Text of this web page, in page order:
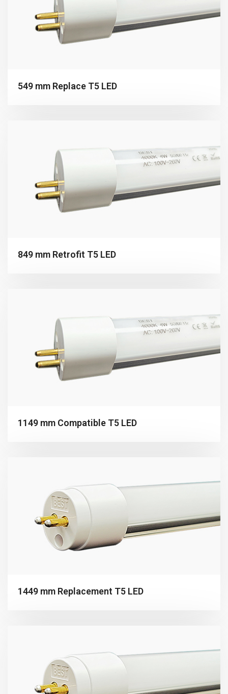
549 mm Replace T5 LED
849 mm Retrofit T5 LED
1149 mm Compatible T5 LED
1449 mm Replacement T5 LED